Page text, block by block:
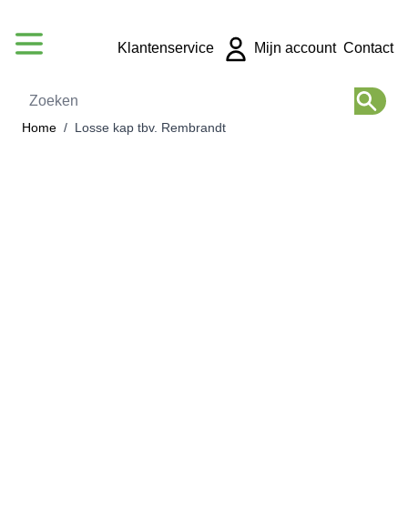
Zoeken
Klantenservice Mijn account Contact
Home / Losse kap tbv. Rembrandt